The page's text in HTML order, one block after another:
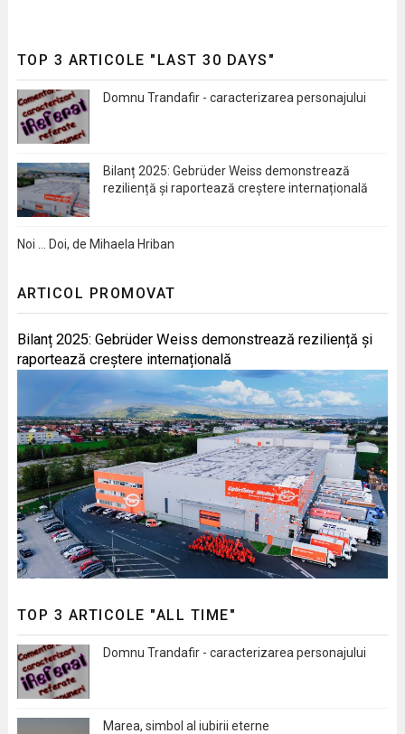
TOP 3 ARTICOLE "LAST 30 DAYS"
Domnu Trandafir - caracterizarea personajului
Bilanț 2025: Gebrüder Weiss demonstrează
reziliență și raportează creștere internațională
Noi … Doi, de Mihaela Hriban
ARTICOL PROMOVAT
Bilanț 2025: Gebrüder Weiss demonstrează reziliență și
raportează creștere internațională
TOP 3 ARTICOLE "ALL TIME"
Domnu Trandafir - caracterizarea personajului
Marea, simbol al iubirii eterne